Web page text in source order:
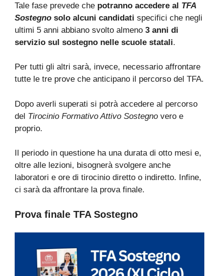
Tale fase prevede che potranno accedere al TFA
Sostegno solo alcuni candidati specifici che negli
ultimi 5 anni abbiano svolto almeno 3 anni di
servizio sul sostegno nelle scuole statali.
Per tutti gli altri sarà, invece, necessario affrontare
tutte le tre prove che anticipano il percorso del TFA.
Dopo averli superati si potrà accedere al percorso
del Tirocinio Formativo Attivo Sostegno vero e
proprio.
Il periodo in questione ha una durata di otto mesi e,
oltre alle lezioni, bisognerà svolgere anche
laboratori e ore di tirocinio diretto o indiretto. Infine,
ci sarà da affrontare la prova finale.
Prova finale TFA Sostegno